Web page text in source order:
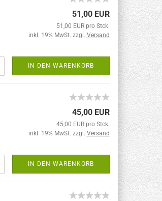
51,00 EUR
51,00 EUR pro Stck.
inkl. 19% MwSt. zzgl. Versand
IN DEN WARENKORB
45,00 EUR
45,00 EUR pro Stck.
inkl. 19% MwSt. zzgl. Versand
IN DEN WARENKORB